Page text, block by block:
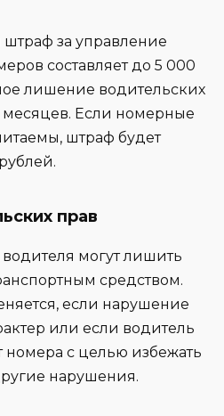
за управление
составляет до 5 000
лишение водительских
месяцев. Если номерные
штраф будет
прав
могут лишить
средством.
если нарушение
или если водитель
номера с целью избежать
нарушения.